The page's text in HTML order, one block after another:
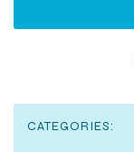
CATEGORIES: